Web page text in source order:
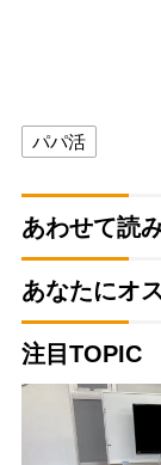
パパ活
あわせて読
あなたにオ
注目TOPIC